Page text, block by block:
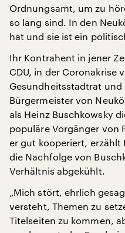
Ordnungsamt, um zu
so lang sind. In den
hat und sie ist ein
Ihr Kontrahent in jener
CDU, in der Coronakrise
Gesundheitsstadtrat
Bürgermeister von
als Heinz Buschkowsky
populäre Vorgänger von
er gut kooperiert, erzählt
die Nachfolge von
Verhältnis abgekühlt.
„Mich stört, ehrlich
versteht, Themen zu
Titelseiten zu kommen,